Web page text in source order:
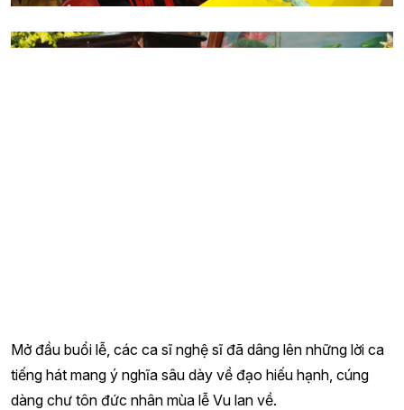
Mở đầu buổi lễ, các ca sĩ nghệ sĩ đã dâng lên những lời ca
tiếng hát mang ý nghĩa sâu dày về đạo hiếu hạnh, cúng
dàng chư tôn đức nhân mùa lễ Vu lan về.